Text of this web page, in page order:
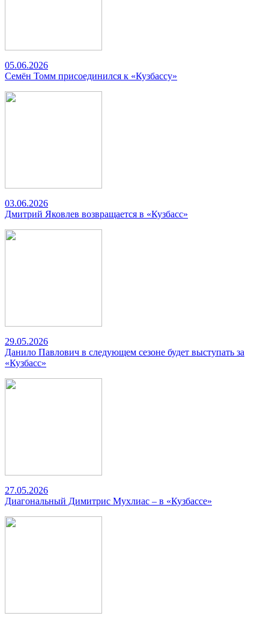
05.06.2026
Семён Томм присоединился к «Кузбассу»
03.06.2026
Дмитрий Яковлев возвращается в «Кузбасс»
29.05.2026
Данило Павлович в следующем сезоне будет выступать за
«Кузбасс»
27.05.2026
Диагональный Димитрис Мухлиас – в «Кузбассе»